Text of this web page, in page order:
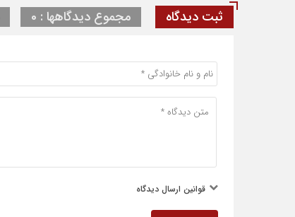
ثبت دیدگاه مجموع دیدگاهها : 0
قوانین ارسال دیدگاه